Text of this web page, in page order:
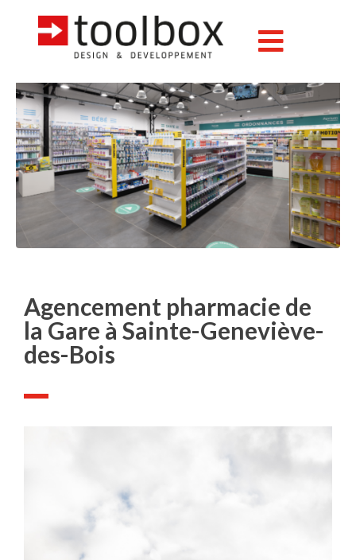
Agencement pharmacie de
la Gare à Sainte-Geneviève-
des-Bois
Agencement pharmacie de
la Gare à Sainte-Geneviève-
des-Bois